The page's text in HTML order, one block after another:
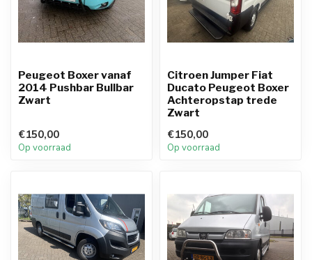
Peugeot Boxer vanaf
2014 Pushbar Bullbar
Zwart
€150,00
Op voorraad
Citroen Jumper Fiat
Ducato Peugeot Boxer
Achteropstap trede
Zwart
€150,00
Op voorraad